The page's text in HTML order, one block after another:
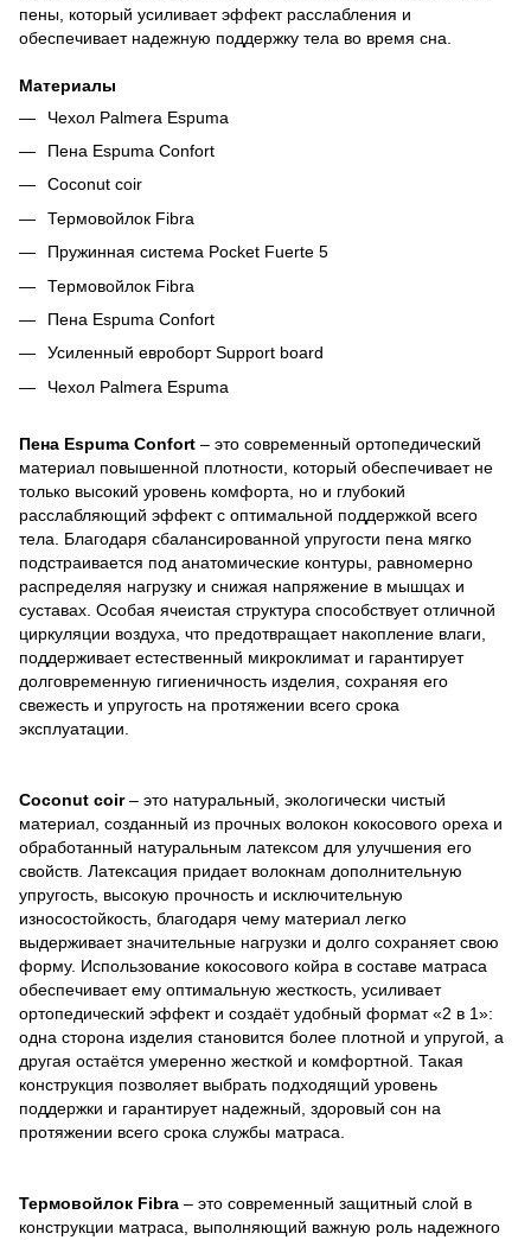
пены, который усиливает эффект расслабления и
обеспечивает надежную поддержку тела во время сна.
Материалы
Чехол Palmera Espuma
Пена Espuma Confort
Coconut coir
Термовойлок Fibra
Пружинная система Pocket Fuerte 5
Термовойлок Fibra
Пена Espuma Confort
Усиленный евроборт Support board
Чехол Palmera Espuma
Пена Espuma Confort – это современный ортопедический
материал повышенной плотности, который обеспечивает не
только высокий уровень комфорта, но и глубокий
расслабляющий эффект с оптимальной поддержкой всего
тела. Благодаря сбалансированной упругости пена мягко
подстраивается под анатомические контуры, равномерно
распределяя нагрузку и снижая напряжение в мышцах и
суставах. Особая ячеистая структура способствует отличной
циркуляции воздуха, что предотвращает накопление влаги,
поддерживает естественный микроклимат и гарантирует
долговременную гигиеничность изделия, сохраняя его
свежесть и упругость на протяжении всего срока
эксплуатации.
Coconut coir– это натуральный, экологически чистый
материал, созданный из прочных волокон кокосового ореха и
обработанный натуральным латексом для улучшения его
свойств. Латексация придает волокнам дополнительную
упругость, высокую прочность и исключительную
износостойкость, благодаря чему материал легко
выдерживает значительные нагрузки и долго сохраняет свою
форму. Использование кокосового койра в составе матраса
обеспечивает ему оптимальную жесткость, усиливает
ортопедический эффект и создаёт удобный формат «2 в 1»:
одна сторона изделия становится более плотной и упругой, а
другая остаётся умеренно жесткой и комфортной. Такая
конструкция позволяет выбрать подходящий уровень
поддержки и гарантирует надежный, здоровый сон на
протяжении всего срока службы матраса.
Термовойлок Fibra – это современный защитный слой в
конструкции матраса, выполняющий важную роль надежного